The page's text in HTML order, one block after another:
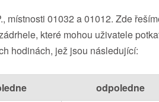
místnosti 01032 a 01012. Zde
které mohou uživatele
hodinách, jež jsou následující:
odpoledne